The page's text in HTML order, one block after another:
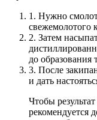
1. Нужно
свежемолотого
2. Затем
до
3. После
и дать
Чтобы
рекомендуется